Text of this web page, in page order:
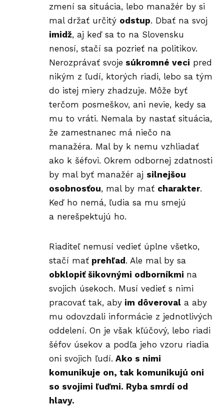
zmení sa situácia, lebo manažér by si
mal držať určitý odstup. Dbať na svoj
imidž, aj keď sa to na Slovensku
nenosí, stačí sa pozrieť na politikov.
Nerozprávať svoje súkromné veci pred
nikým z ľudí, ktorých riadi, lebo sa tým
do istej miery zhadzuje. Môže byť
terčom posmeškov, ani nevie, kedy sa
mu to vráti. Nemala by nastať situácia,
že zamestnanec má niečo na
manažéra. Mal by k nemu vzhliadať
ako k šéfovi. Okrem odbornej zdatnosti
by mal byť manažér aj silnejšou
osobnosťou, mal by mať charakter.
Keď ho nemá, ľudia sa mu smejú
a nerešpektujú ho.
Riaditeľ nemusí vedieť úplne všetko,
stačí mať prehľad. Ale mal by sa
obklopiť šikovnými odborníkmi na
svojich úsekoch. Musí vedieť s nimi
pracovať tak, aby im dôveroval a aby
mu odovzdali informácie z jednotlivých
oddelení. On je však kľúčový, lebo riadi
šéfov úsekov a podľa jeho vzoru riadia
oni svojich ľudí. Ako s nimi
komunikuje on, tak komunikujú oni
so svojimi ľuďmi. Ryba smrdí od
hlavy.